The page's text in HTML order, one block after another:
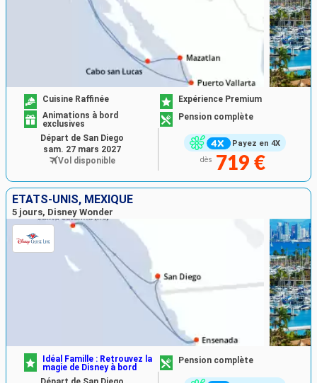
Payez en 4X
Cuisine Raffinée
Expérience Premium
Animations à bord
exclusives
Pension complète
dès 719 €
Départ de San Diego
sam. 27 mars 2027
Vol disponible
ÉTATS-UNIS, MEXIQUE
5 jours, Disney Wonder
Idéal Famille : Retrouvez la
magie de Disney à bord
Pension complète